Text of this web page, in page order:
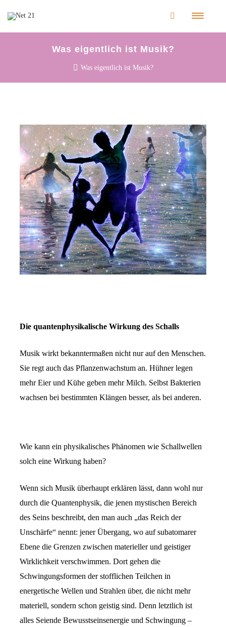
Was eigentlich ist Musik?
Was eigentlich ist Musik?
Die quantenphysikalische Wirkung des Schalls
Musik wirkt bekanntermaßen nicht nur auf den Menschen.
Sie regt auch das Pflanzenwachstum an. Hühner legen
mehr Eier und Kühe geben mehr Milch. Selbst Bakterien
wachsen bei bestimmten Klängen besser, als bei anderen.
Wie kann ein physikalisches Phänomen wie Schallwellen
solch eine Wirkung haben?
Wenn sich Musik überhaupt erklären lässt, dann wohl nur
durch die Quantenphysik, die jenen mystischen Bereich
des Seins beschreibt, den man auch „das Reich der
Unschärfe“ nennt: jener Übergang, wo auf subatomarer
Ebene die Grenzen zwischen materieller und geistiger
Wirklichkeit verschwimmen. Dort gehen die
Schwingungsformen der stofflichen Teilchen in
energetische Wellen und Strahlen über, die nicht mehr
materiell, sondern schon geistig sind. Denn letztlich ist
alles Seiende Bewusstseinsenergie und Schwingung –